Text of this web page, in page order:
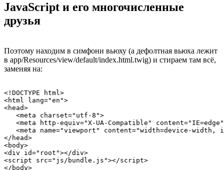
JavaScript и его многочисленные
друзья
Поэтому находим в симфони вьюху (а дефолтная вьюха лежит
в app/Resources/view/default/index.html.twig) и стираем там всё,
заменяя на:
<!DOCTYPE html>
<html lang="en">
<head>
   <meta charset="utf-8">
<meta http-equiv="X-UA-Compatible"
<meta name="viewport" content="width=device-width,
</head>
<body>
<div id="root"></div>
<script src="js/bundle.js"></script>
</body>